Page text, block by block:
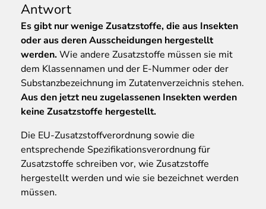
Antwort
Es gibt nur wenige Zusatzstoffe, die aus Insekten
oder aus deren Ausscheidungen hergestellt
werden.Wie andere Zusatzstoffe müssen sie mit
dem Klassennamen und der E-Nummer oder der
Substanzbezeichnung im Zutatenverzeichnis stehen.
Aus den jetzt neu zugelassenen Insekten werden
keine Zusatzstoffe hergestellt.
Die EU-Zusatzstoffverordnung sowie die
entsprechende Spezifikationsverordnung für
Zusatzstoffe schreiben vor, wie Zusatzstoffe
hergestellt werden und wie sie bezeichnet werden
müssen.